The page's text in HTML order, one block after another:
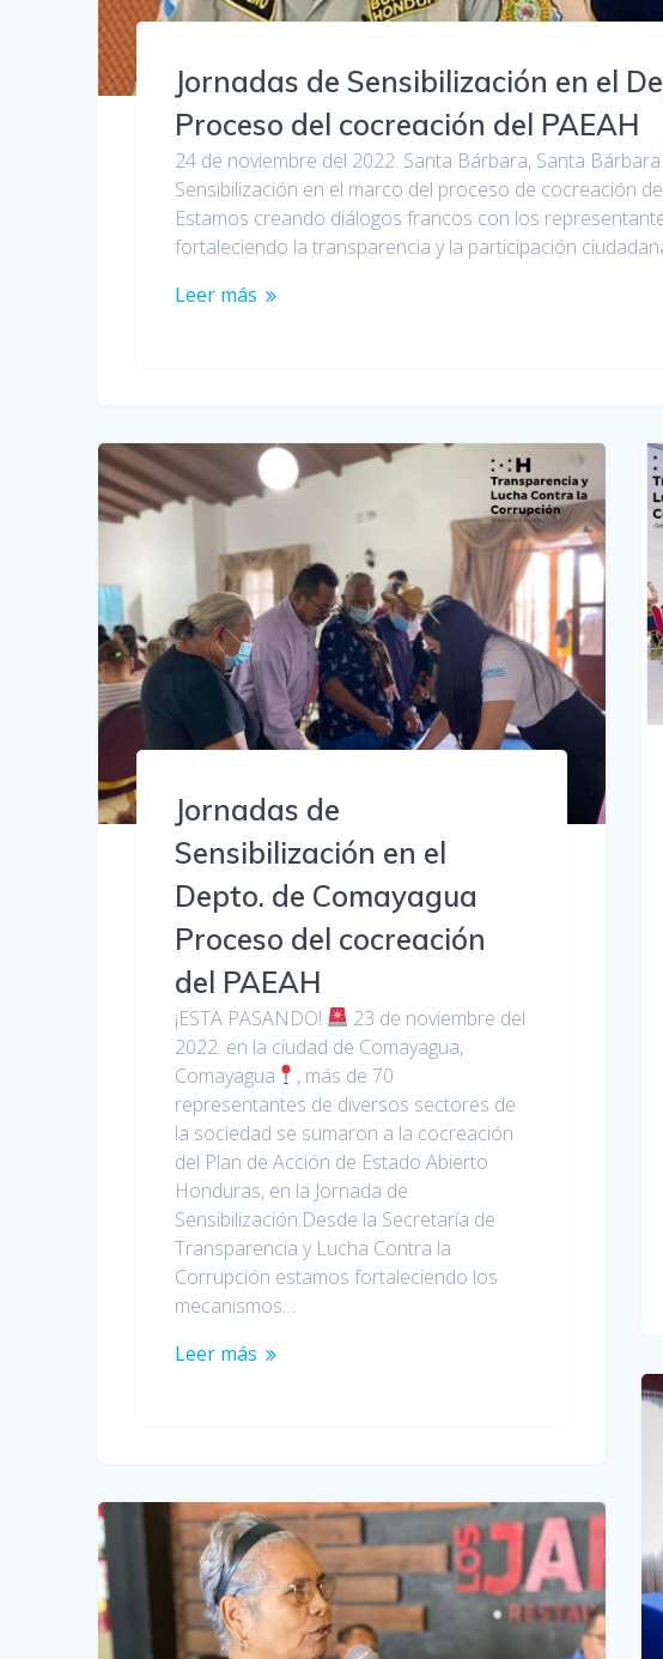
Jornadas de Sensibilización en el
Proceso del cocreación del PAEAH
24 de noviembre del 2022. Santa Bárbara, Santa Bárbara
Sensibilización en el marco del proceso de cocreación
Estamos creando diálogos francos con los
fortaleciendo la transparencia y la participación
Leer más
Jornadas de
Sensibilización en el
Depto. de Comayagua
Proceso del cocreación
del PAEAH
¡ESTA PASANDO!
23 de noviembre del
2022. en la ciudad de Comayagua,
Comayagua
, más de 70
representantes de diversos sectores de
la sociedad se sumaron a la cocreación
del Plan de Acción de Estado Abierto
Honduras, en la Jornada de
Sensibilización.Desde la Secretaría de
Transparencia y Lucha Contra la
Corrupción estamos fortaleciendo los
mecanismos…
Leer más